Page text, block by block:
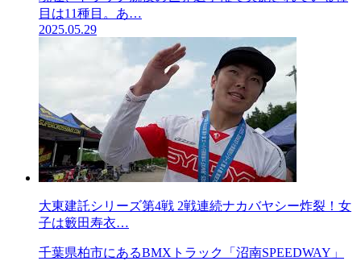
目は11種目。あ…
2025.05.29
大東建託シリーズ第4戦 2戦連続ナカバヤシー炸裂！女
子は籔田寿衣…
千葉県柏市にあるBMXトラック「沼南SPEEDWAY」